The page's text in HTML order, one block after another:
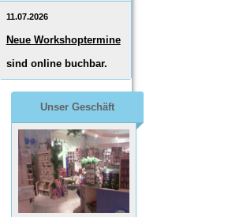
11.07.2026
Neue Workshoptermine
sind online buchbar.
Unser Geschäft